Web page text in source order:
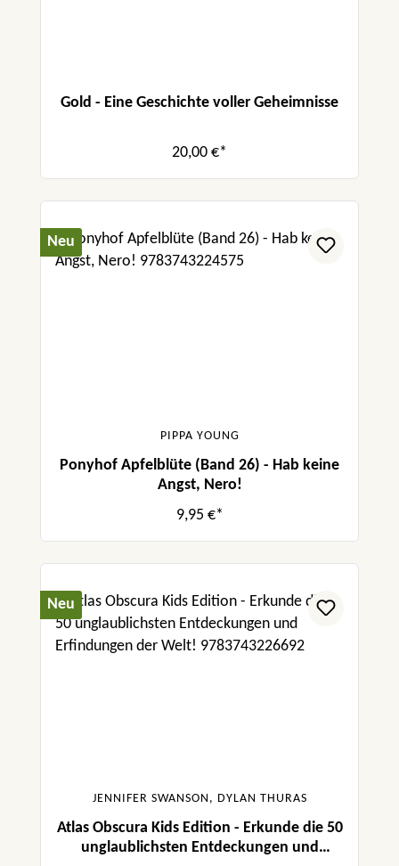
Gold - Eine Geschichte voller Geheimnisse
20,00 €*
Neu
PIPPA YOUNG
Ponyhof Apfelblüte (Band 26) - Hab keine
Angst, Nero!
9,95 €*
Neu
JENNIFER SWANSON, DYLAN THURAS
Atlas Obscura Kids Edition - Erkunde die 50
unglaublichsten Entdeckungen und